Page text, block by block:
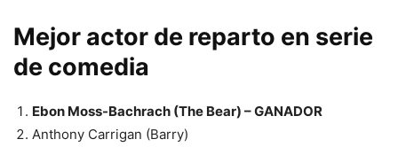
Mejor actor de reparto en serie
de comedia
Ebon Moss-Bachrach (The Bear) – GANADOR
Anthony Carrigan (Barry)